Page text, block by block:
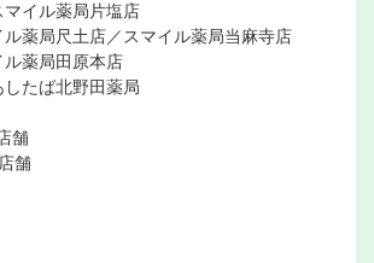
マイル薬局片塩店
ル薬局尺土店／スマイル薬局当麻寺店
ル薬局田原本店
したば北野田薬局
舗
舗